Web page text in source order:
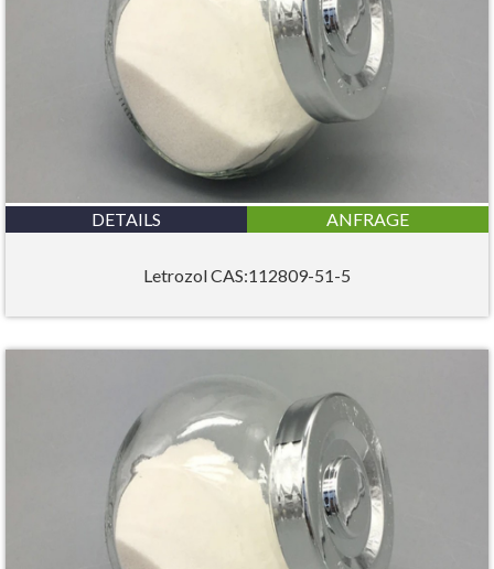
DETAILS ANFRAGE
Letrozol CAS:112809-51-5